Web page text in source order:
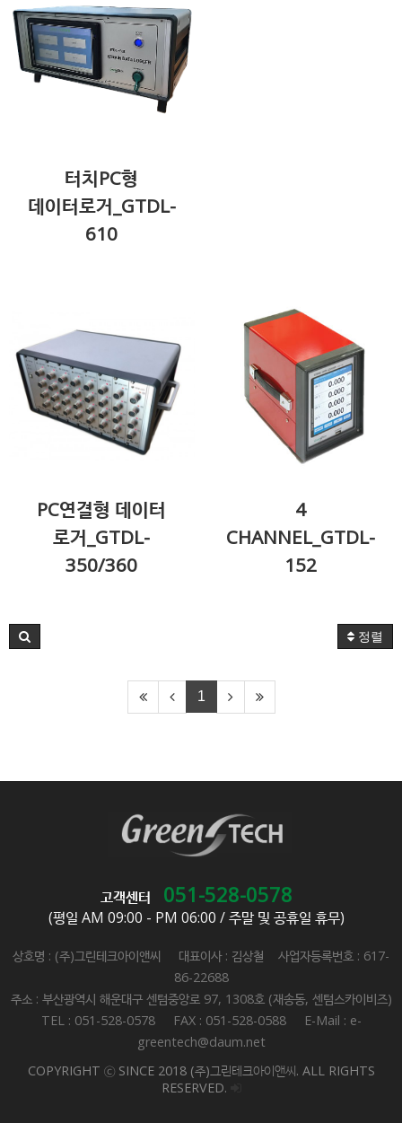
터치PC형
데이터로거_GTDL-
610
PC연결형 데이터
로거_GTDL-
350/360
4
CHANNEL_GTDL-
152
정렬
1
고객센터 051-528-0578
(평일 AM 09:00 - PM 06:00 / 주말 및 공휴일 휴무)
상호명 : (주)그린테크아이앤씨 대표이사 : 김상철 사업자등록번호 : 617-
86-22688
주소 : 부산광역시 해운대구 센텀중앙로 97, 1308호 (재송동, 센텀스카이비즈)
TEL : 051-528-0578 FAX : 051-528-0588 E-Mail : e-
greentech@daum.net
COPYRIGHT ⓒ SINCE 2018 (주)그린테크아이앤씨. ALL RIGHTS
RESERVED.